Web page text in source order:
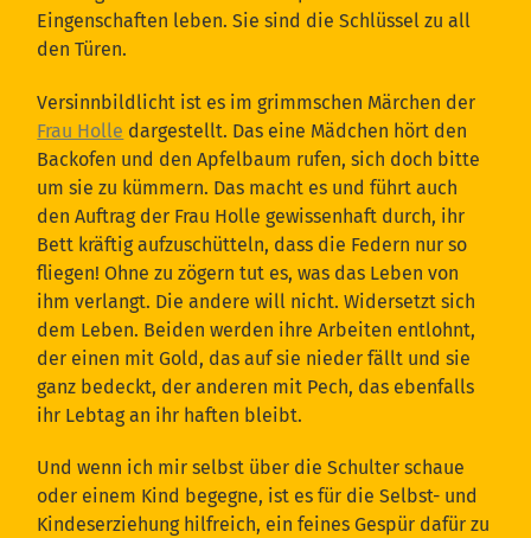
Eingenschaften leben. Sie sind die Schlüssel zu all
den Türen.
Versinnbildlicht ist es im grimmschen Märchen der
Frau Holle dargestellt. Das eine Mädchen hört den
Backofen und den Apfelbaum rufen, sich doch bitte
um sie zu kümmern. Das macht es und führt auch
den Auftrag der Frau Holle gewissenhaft durch, ihr
Bett kräftig aufzuschütteln, dass die Federn nur so
fliegen! Ohne zu zögern tut es, was das Leben von
ihm verlangt. Die andere will nicht. Widersetzt sich
dem Leben. Beiden werden ihre Arbeiten entlohnt,
der einen mit Gold, das auf sie nieder fällt und sie
ganz bedeckt, der anderen mit Pech, das ebenfalls
ihr Lebtag an ihr haften bleibt.
Und wenn ich mir selbst über die Schulter schaue
oder einem Kind begegne, ist es für die Selbst- und
Kindeserziehung hilfreich, ein feines Gespür dafür zu